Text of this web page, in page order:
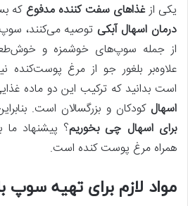
یکی ازغذاهای سفت کننده مدفوع که
درمان اسهال آبکی توصیه می‌کنند،
از جمله سوپ‌های خوشمزه و
علاوه‌بر بلغور جو از مرغ پوست‌کنده
است بدانید که ترکیب این دو ماده
اسهال کودکان و بزرگسالان است.
برای اسهال چی بخوریم؟ پیشنهاد
همراه مرغ پوست کنده است.
مواد لازم برای تهیه سوپ